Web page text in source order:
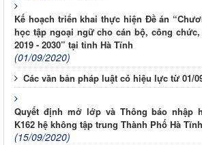
Kế hoạch triển khai thực hiện Đề án
học tập ngoại ngữ cho cán bộ, công
2019 - 2030” tại tỉnh Hà Tĩnh
(01/09/2020)
Các văn bản pháp luật có hiệu lực từ 01/
Quyết định mở lớp và Thông báo nhập
K162 hệ không tập trung Thành Phố Hà Tĩnh
(15/09/2020)